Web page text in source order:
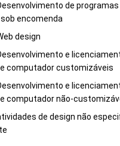
de programas
encomenda
design
e
computador customizáveis
e
computador não-
de design não